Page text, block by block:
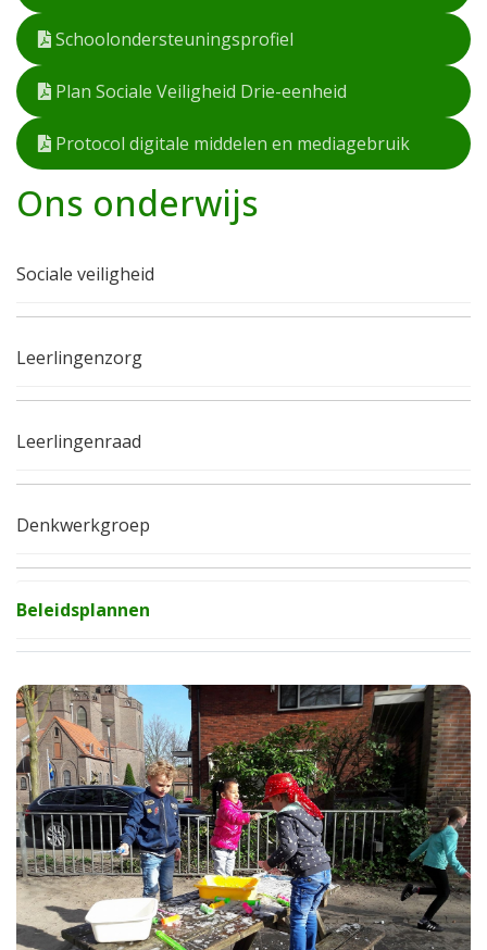
Schoolondersteuningsprofiel
Plan Sociale Veiligheid Drie-eenheid
Protocol digitale middelen en mediagebruik
Ons onderwijs
Sociale veiligheid
Leerlingenzorg
Leerlingenraad
Denkwerkgroep
Beleidsplannen